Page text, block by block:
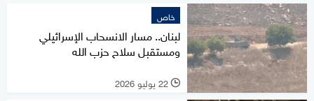
خاص
لبنان.. مسار الانسحاب الإسرائيلي
ومستقبل سلاح حزب الله
l 22 يوليو 2026